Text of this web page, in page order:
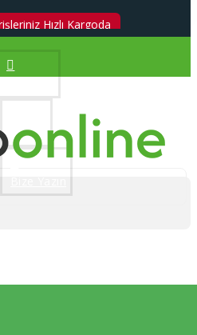
Üzeri Kargo Bedava
Hızlı Kargoda
Üye Ol